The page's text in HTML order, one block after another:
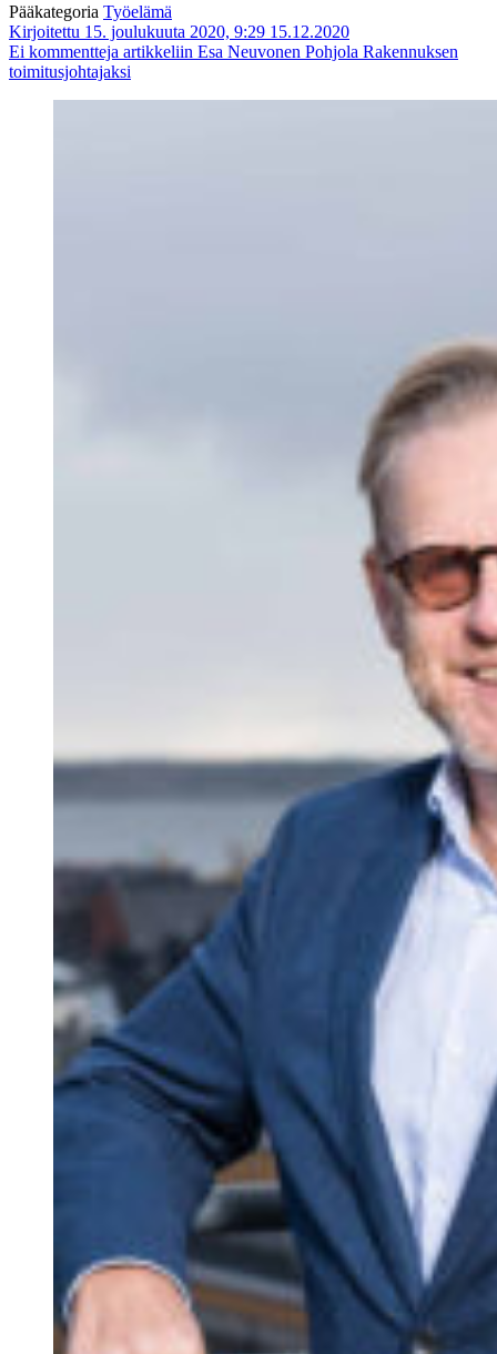
Pääkategoria Työelämä
Kirjoitettu 15. joulukuuta 2020, 9:29 15.12.2020
Ei kommentteja artikkeliin Esa Neuvonen Pohjola Rakennuksen
toimitusjohtajaksi